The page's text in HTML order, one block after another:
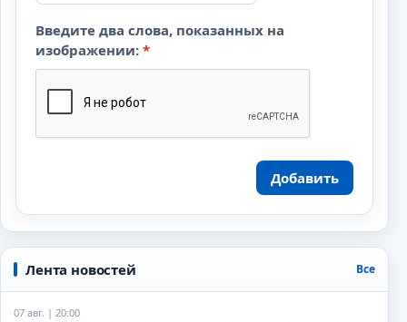
Введите два слова, показанных на
изображении: *
Добавить
Лента новостей Все
07 авг. | 20:00